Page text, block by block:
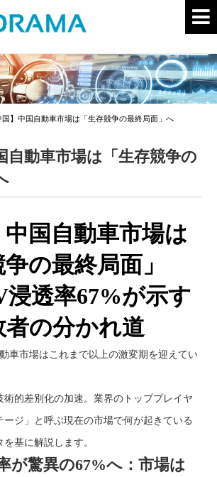
国】中国自動車市場は「生存競争の最終局面」へ
自動車市場は「生存競争の
中国自動車市場は
争の最終局面」
浸透率67%が示す
者の分かれ道
車市場はこれまで以上の激変期を迎えてい
術的差別化の加速。業界のトッププレイヤ
ージ」と呼ぶ現在の市場で何が起きている
基に解説します。
が驚異の67%へ：市場は